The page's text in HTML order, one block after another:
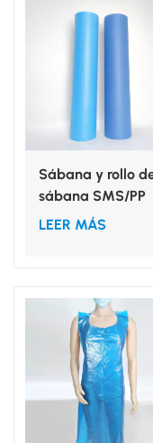
Sábana y rollo
sábana SMS/PP
azul para camilla
LEER MÁS